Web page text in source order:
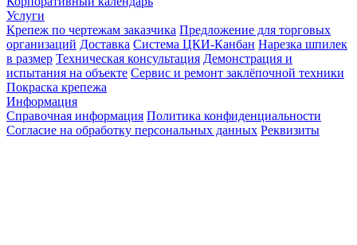
Услуги
Крепеж по чертежам заказчика Предложение для торговых
организаций Доставка Система ЦКИ-Канбан Нарезка шпилек
в размер Техническая консультация Демонстрация и
испытания на объекте Сервис и ремонт заклёпочной техники
Покраска крепежа
Информация
Справочная информация Политика конфиденциальности
Согласие на обработку персональных данных Реквизиты